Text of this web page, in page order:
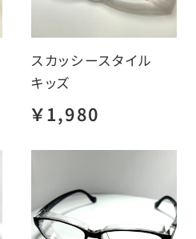
スカッシースタイル
キッズ
￥1,980